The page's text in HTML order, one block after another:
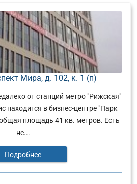
Мира, д. 102, к. 1 (п)
от станций метро "Рижская"
находится в бизнес-центре "Парк
площадь 41 кв. метров. Есть
не...
Подробнее